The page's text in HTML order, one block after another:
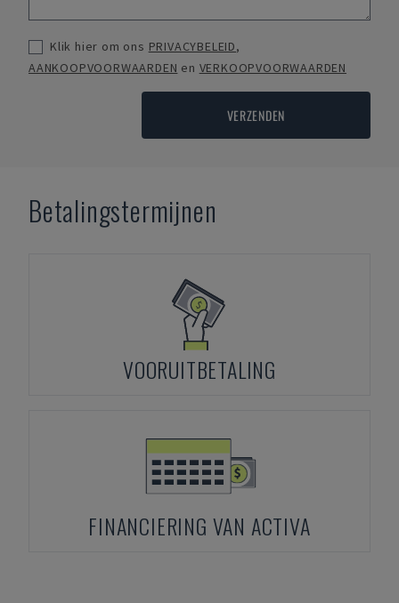
Klik hier om ons PRIVACYBELEID,
AANKOOPVOORWAARDEN en VERKOOPVOORWAARDEN
VERZENDEN
Betalingstermijnen
VOORUITBETALING
FINANCIERING VAN ACTIVA